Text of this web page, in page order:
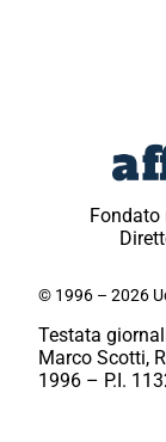
Fondato
© 1996 – 2026
Testata
Marco Scotti,
1996 – P.I.